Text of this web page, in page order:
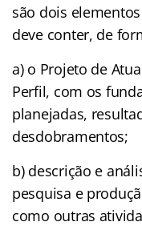
são dois
deve conter, de
a) o Projeto de
Perfil, com os
planejadas,
desdobramentos;
b) descrição e
pesquisa e
como outras